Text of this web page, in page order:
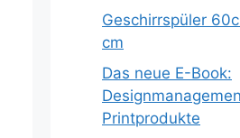
Geschirrspüler
cm
Das neue E-Book:
Printprodukte